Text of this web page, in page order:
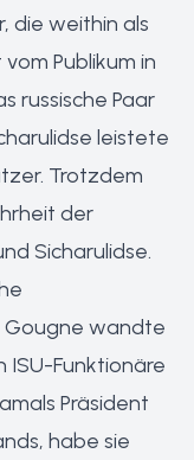
die weithin als
Publikum in
russische Paar
leistete
Trotzdem
der
Sicharulidse.
Gougne wandte
ISU-Funktionäre
Präsident
habe sie